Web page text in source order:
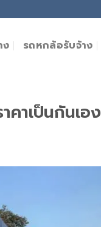
ง รถหกล้อรับจ้าง
คาเป็นกันเอง